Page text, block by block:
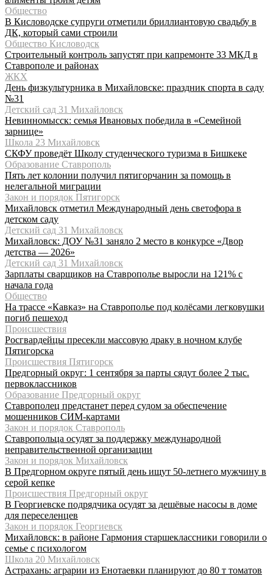
Общество
В Кисловодске супруги отметили бриллиантовую свадьбу в
ДК, который сами строили
Общество Кисловодск
Строительный контроль запустят при капремонте 33 МКД в
Ставрополе и районах
ЖКХ
День физкультурника в Михайловске: праздник спорта в саду
№31
Детский сад 31 Михайловск
Невинномысск: семья Ивановых победила в «Семейной
зарнице»
Школа 23 Михайловск
СКФУ проведёт Школу студенческого туризма в Бишкеке
Образование Ставрополь
Пять лет колонии получил пятигорчанин за помощь в
нелегальной миграции
Закон и порядок Пятигорск
Михайловск отметил Международный день светофора в
детском саду
Детский сад 31 Михайловск
Михайловск: ДОУ №31 заняло 2 место в конкурсе «Двор
детства — 2026»
Детский сад 31 Михайловск
Зарплаты сварщиков на Ставрополье выросли на 121% с
начала года
Общество
На трассе «Кавказ» на Ставрополье под колёсами легковушки
погиб пешеход
Происшествия
Росгвардейцы пресекли массовую драку в ночном клубе
Пятигорска
Происшествия Пятигорск
Предгорный округ: 1 сентября за парты сядут более 2 тыс.
первоклассников
Образование Предгорный округ
Ставрополец предстанет перед судом за обеспечение
мошенников СИМ-картами
Закон и порядок Ставрополь
Ставропольца осудят за поддержку международной
неправительственной организации
Закон и порядок Михайловск
В Предгорном округе пятый день ищут 50-летнего мужчину в
серой кепке
Происшествия Предгорный округ
В Георгиевске подрядчика осудят за дешёвые насосы в доме
для переселенцев
Закон и порядок Георгиевск
Михайловск: в районе Гармония старшеклассники говорили о
семье с психологом
Школа 20 Михайловск
Астрахань: аграрии из Енотаевки планируют до 80 т томатов